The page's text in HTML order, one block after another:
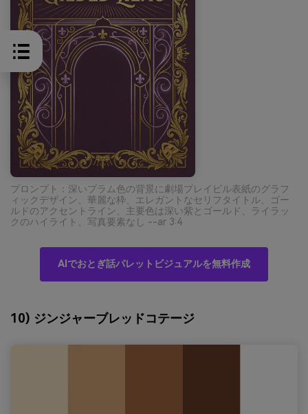
プロンプト：深いプラム色の背景に劇場プレイビル表紙のグラフ
ィックデザイン、華麗な枠、エレガントなセリフタイトル、ゴー
ルドのアクセントライン、主要色は深い紫とゴールド、ライラッ
クのハイライト、写真要素なし --ar 3:4
AIでおとぎ話パレットビジュアルを無料作成
10) ジンジャーブレッドコテージ